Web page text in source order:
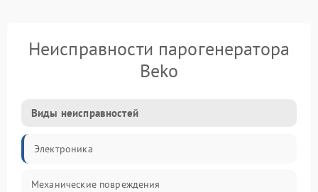
Неисправности парогенератора
Beko
Виды неисправностей
Электроника
Механические повреждения